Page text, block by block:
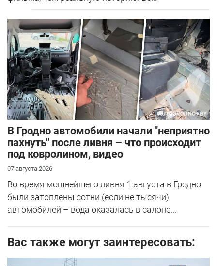
В Гродно автомобили начали "неприятно
пахнуть" после ливня – что происходит
под ковролином, видео
07 августа 2026
Во время мощнейшего ливня 1 августа в Гродно
были затоплены сотни (если не тысячи)
автомобилей – вода оказалась в салоне...
Вас также могут заинтересовать: